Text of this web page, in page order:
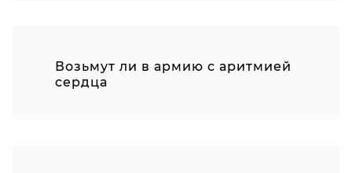
Возьмут ли в армию с аритмией
сердца